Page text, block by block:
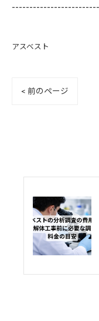
アスベスト
< 前のページ